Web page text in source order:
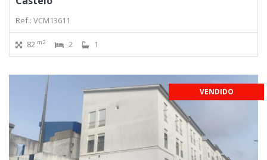
Ref.: VCM13611
82 m2 2 1
VENDIDO